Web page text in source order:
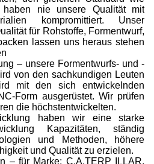
haben nie unsere Qualität mit
kompromittiert. Unser
für Rohstoffe, Formentwurf,
lassen uns heraus stehen
– unsere Formentwurfs- und -
von den sachkundigen Leuten
mit den sich entwickelnden
Form ausgerüstet. Wir prüfen
die höchstentwickelten.
haben wir eine starke
Kapazitäten, ständig
und Methoden, höhere
und Qualität zu erzielen.
– für Marke: C.A.TERP ILLAR,